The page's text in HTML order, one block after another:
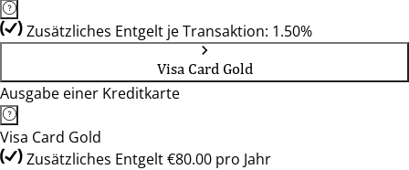
Zusätzliches Entgelt je Transaktion: 1.50%
Visa Card Gold
Ausgabe einer Kreditkarte
Visa Card Gold
Zusätzliches Entgelt €80.00 pro Jahr